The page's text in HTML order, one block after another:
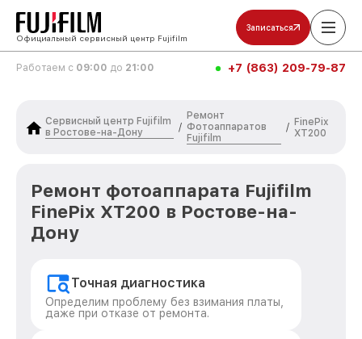
Официальный сервисный центр Fujifilm
Записаться
Работаем с 09:00 до 21:00 +7 (863) 209-79-87
Сервисный центр Fujifilm
в Ростове-на-Дону
/
Ремонт
Фотоаппаратов
Fujifilm
/ FinePix
XT200
Ремонт фотоаппарата Fujifilm
FinePix XT200 в Ростове-на-
Дону
Точная диагностика
Определим проблему без взимания платы,
даже при отказе от ремонта.